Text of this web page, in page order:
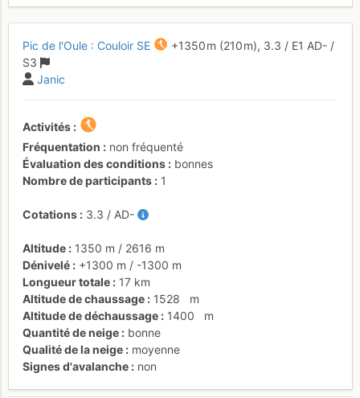
Pic de l'Oule : Couloir SE +1350 m (210 m), 3.3 / E1 AD- /
S3
Janic
Activités
Fréquentation
non fréquenté
Évaluation des conditions
bonnes
Nombre de participants
1
Cotations 3.3 / AD-
Altitude 1350 m / 2616 m
Dénivelé
+1300 m / -1300 m
Longueur totale
17 km
Altitude de chaussage
1528
m
Altitude de déchaussage
1400
m
Quantité de neige
bonne
Qualité de la neige
moyenne
Signes d'avalanche
non